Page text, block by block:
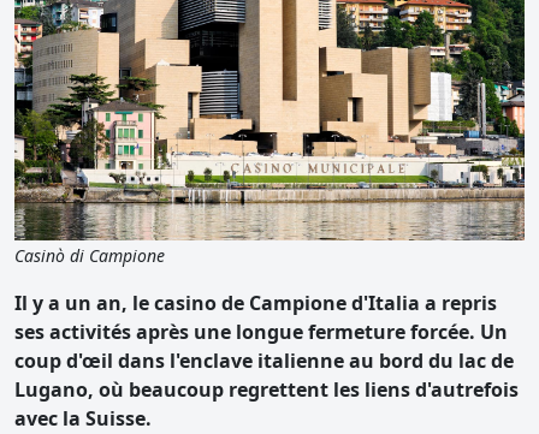
Casinò di Campione
Il y a un an, le casino de Campione d'Italia a repris
ses activités après une longue fermeture forcée. Un
coup d'œil dans l'enclave italienne au bord du lac de
Lugano, où beaucoup regrettent les liens d'autrefois
avec la Suisse.